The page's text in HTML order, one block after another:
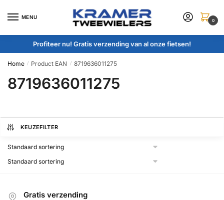
MENU
0
Profiteer nu! Gratis verzending van al onze fietsen!
Home / Product EAN / 8719636011275
8719636011275
KEUZEFILTER
Gratis verzending